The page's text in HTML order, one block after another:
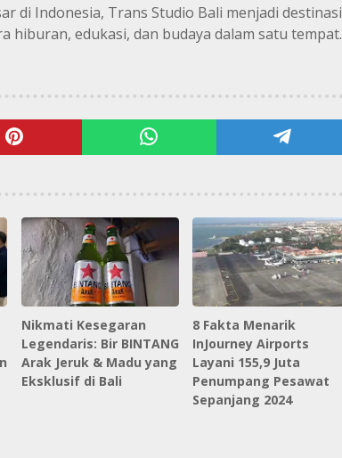
di Indonesia, Trans Studio Bali menjadi destinasi
edukasi, dan budaya dalam satu tempat.
Nikmati Kesegaran
Legendaris: Bir BINTANG
Arak Jeruk & Madu yang
Eksklusif di Bali
8 Fakta Menarik
InJourney Airports
Layani 155,9 Juta
Penumpang Pesawat
Sepanjang 2024